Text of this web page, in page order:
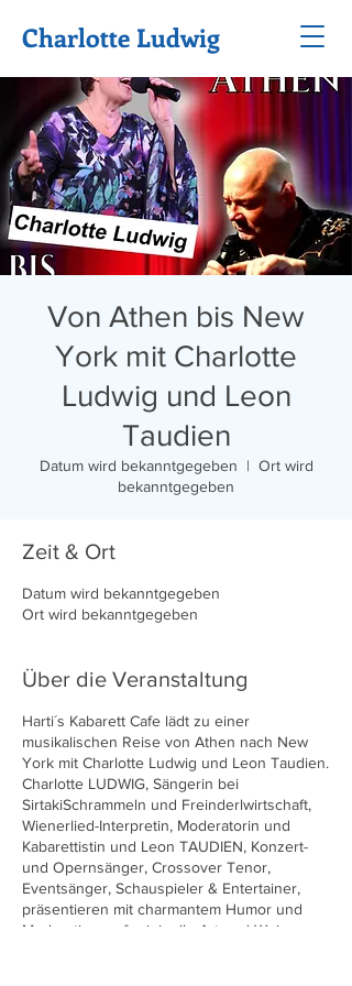
Charlotte Ludwig
Von Athen bis New
York mit Charlotte
Ludwig und Leon
Taudien
Datum wird bekanntgegeben
  |
Ort wird
bekanntgegeben
Zeit & Ort
Datum wird bekanntgegeben
Ort wird bekanntgegeben
Über die Veranstaltung
Harti´s Kabarett Cafe lädt zu einer
musikalischen Reise von Athen nach New
York mit Charlotte Ludwig und Leon Taudien.
Charlotte LUDWIG, Sängerin bei
SirtakiSchrammeln und Freinderlwirtschaft,
Wienerlied-Interpretin, Moderatorin und
Kabarettistin und Leon TAUDIEN, Konzert-
und Opernsänger, Crossover Tenor,
Eventsänger, Schauspieler & Entertainer,
präsentieren mit charmantem Humor und
Moderation, auf originelle Art und Weise